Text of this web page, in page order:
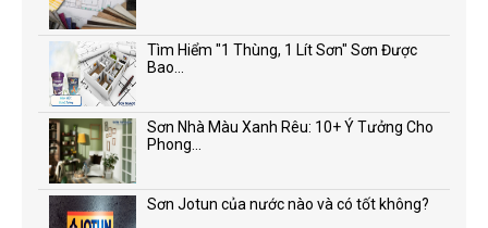
Tìm Hiểm "1 Thùng, 1 Lít Sơn" Sơn Được
Bao...
Sơn Nhà Màu Xanh Rêu: 10+ Ý Tưởng Cho
Phong...
Sơn Jotun của nước nào và có tốt không?